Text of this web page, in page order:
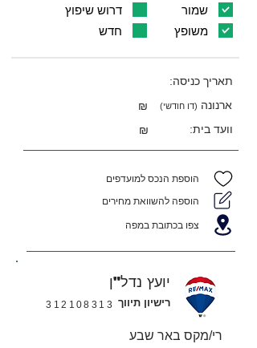
דרוש שיפוץ
שמור
חדש
משופץ
תאריך כניסה:
₪
ארנונה (דו חודשי)
₪ וועד בית:
הוספת הנכס למועדפים
הוספה להשוואת מחירים
צפו בכתובת במפה
יועץ נדל"ן
312108313 רישיון תיווך
רי/מקס באר שבע